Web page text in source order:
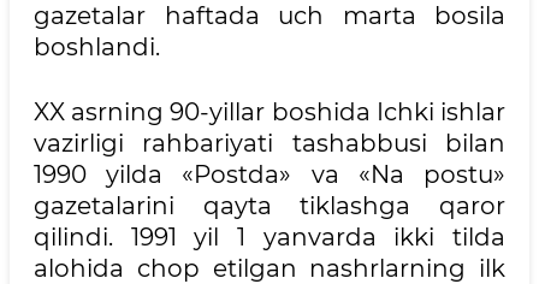
gazetalar haftada uch marta bosila
boshlandi.
XX asrning 90-yillar boshida Ichki ishlar
vazirligi rahbariyati tashabbusi bilan
1990 yilda «Postda» va «Na postu»
gazetalarini qayta tiklashga qaror
qilindi. 1991 yil 1 yanvarda ikki tilda
alohida chop etilgan nashrlarning ilk